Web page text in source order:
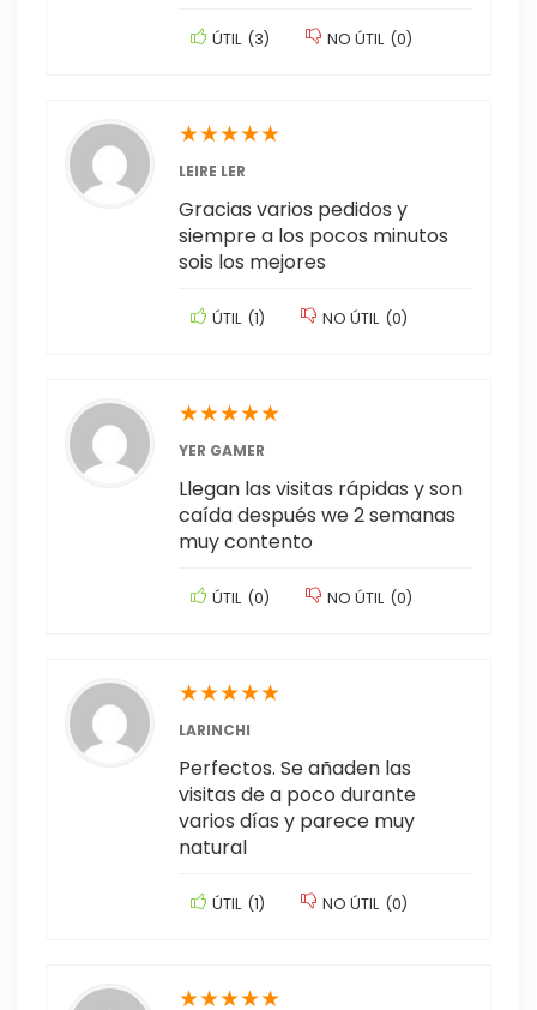
ÚTIL (3) NO ÚTIL (0)
★★★★★
LEIRE LER
Gracias varios pedidos y
siempre a los pocos minutos
sois los mejores
ÚTIL (1) NO ÚTIL (0)
★★★★★
YER GAMER
Llegan las visitas rápidas y son
caída después we 2 semanas
muy contento
ÚTIL (0) NO ÚTIL (0)
★★★★★
LARINCHI
Perfectos. Se añaden las
visitas de a poco durante
varios días y parece muy
natural
ÚTIL (1) NO ÚTIL (0)
★★★★★